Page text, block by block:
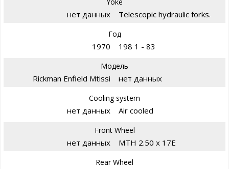
нет данных Telescopic hydraulic forks.
Год
1970 198 1 - 83
Модель
Rickman Enfield Mtissi нет данных
Cooling system
нет данных Air cooled
Front Wheel
нет данных MTH 2.50 x 17E
Rear Wheel